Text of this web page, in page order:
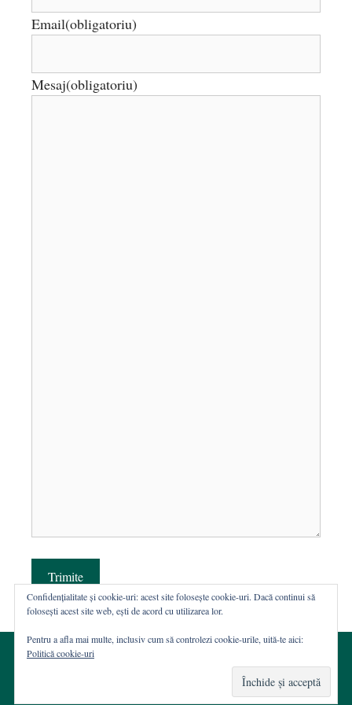
Email(obligatoriu)
Mesaj(obligatoriu)
Trimite
Web hosting şi dezvoltare Wordpress:
Casa de WEB
Confidențialitate și cookie-uri: acest site folosește cookie-uri. Dacă continui să
folosești acest site web, ești de acord cu utilizarea lor.
Pentru a afla mai multe, inclusiv cum să controlezi cookie-urile, uită-te aici:
Politică cookie-uri